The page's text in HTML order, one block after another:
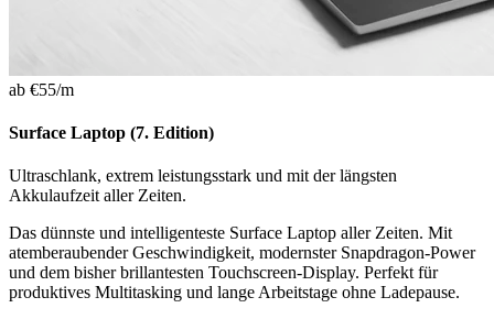
ab €55/m
Surface Laptop (7. Edition)
Ultraschlank, extrem leistungsstark und mit der längsten
Akkulaufzeit aller Zeiten.
Das dünnste und intelligenteste Surface Laptop aller Zeiten. Mit
atemberaubender Geschwindigkeit, modernster Snapdragon-Power
und dem bisher brillantesten Touchscreen-Display. Perfekt für
produktives Multitasking und lange Arbeitstage ohne Ladepause.